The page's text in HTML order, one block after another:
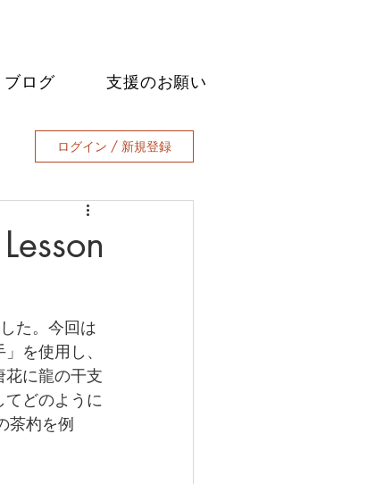
ブログ 支援のお願い
ログイン / 新規登録
た。今回は
を使用し、
に龍の干支
どのように
茶杓を例